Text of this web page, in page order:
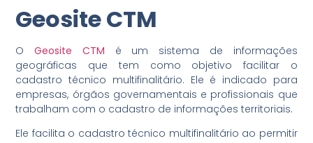
Geosite CTM
OGeosite CTM é um sistema de informações
geográficas que tem como objetivo facilitar o
cadastro técnico multifinalitário. Ele é indicado para
empresas, órgãos governamentais e profissionais que
trabalham com o cadastro de informações territoriais.
Ele facilita o cadastro técnico multifinalitário ao permitir